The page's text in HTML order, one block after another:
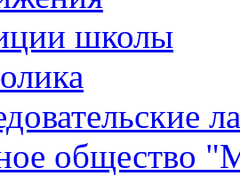
школы
общество